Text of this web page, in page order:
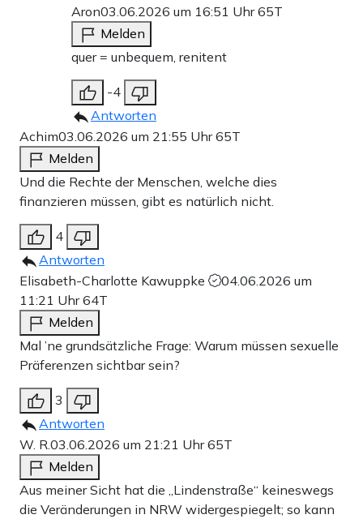
Aron03.06.2026 um 16:51 Uhr65T
Melden
quer = unbequem, renitent
-4
Antworten
Achim03.06.2026 um 21:55 Uhr65T
Melden
Und die Rechte der Menschen, welche dies
finanzieren müssen, gibt es natürlich nicht.
4
Antworten
Elisabeth-Charlotte Kawuppke
04.06.2026 um
11:21 Uhr64T
Melden
Mal ’ne grundsätzliche Frage: Warum müssen sexuelle
Präferenzen sichtbar sein?
3
Antworten
W. R.03.06.2026 um 21:21 Uhr65T
Melden
Aus meiner Sicht hat die „Lindenstraße“ keineswegs
die Veränderungen in NRW widergespiegelt; so kann